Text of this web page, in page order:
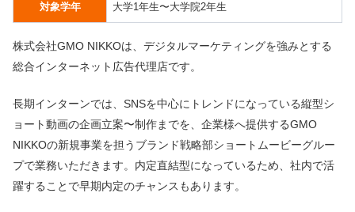
対象学年 大学1年生〜大学院2年生
株式会社GMO NIKKOは、デジタルマーケティングを強みとする
総合インターネット広告代理店です。
長期インターンでは、SNSを中心にトレンドになっている縦型シ
ョート動画の企画立案〜制作までを、企業様へ提供するGMO
NIKKOの新規事業を担うブランド戦略部ショートムービーグルー
プで業務いただきます。内定直結型になっているため、社内で活
躍することで早期内定のチャンスもあります。